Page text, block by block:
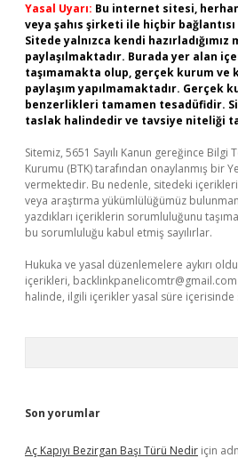
Yasal Uyarı: Bu internet sitesi,
veya şahıs şirketi ile hiçbir
Sitede yalnızca kendi
paylaşılmaktadır. Burada yer alan
taşımamakta olup, gerçek kurum ve
paylaşım yapılmamaktadır. Gerçek
benzerlikleri tamamen tesadüfidir.
taslak halindedir ve tavsiye niteliği
Sitemiz, 5651 Sayılı Kanun gereğince
Kurumu (BTK) tarafından onaylanmış bir
vermektedir. Bu nedenle, sitedeki
veya araştırma yükümlülüğümüz
yazdıkları içeriklerin sorumluluğunu
bu sorumluluğu kabul etmiş sayılırlar.
Hukuka ve yasal düzenlemelere aykırı
içerikleri, backlinkpanelicomtr@gmail.com
halinde, ilgili içerikler yasal süre içerisinde
Son yorumlar
Aç Kapıyı Bezirgan Başı Türü Nedir için